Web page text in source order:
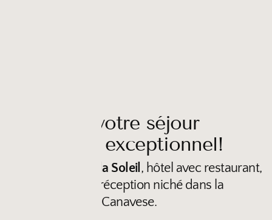
Rendez votre séjour
vraiment exceptionnel!
Villa Soleil, hôtel avec restaurant,
SPA et lieu de réception niché dans la
tranquillité du Canavese.